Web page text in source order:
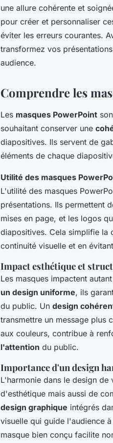
une allure cohérente et
pour créer et personnaliser
éviter les erreurs courantes.
transformez vos
audience.
Comprendre les
Les masques PowerPoint
souhaitant conserver une
diapositives. Ils servent de
éléments de chaque
Utilité des masques
L'utilité des masques
présentations. Ils permettent
mises en page, et les logos
diapositives. Cela simplifie la
continuité visuelle et en
Impact esthétique et
Les masques impactent
un design uniforme, ils
du public. Un design
transmettre un message plus
aux couleurs, contribue à
l'attention du public.
Importance d'un design
L'harmonie dans le design
d'esthétique mais aussi de
design graphique intégrés
visuelle qui guide l'audience
masque bien conçu facilite